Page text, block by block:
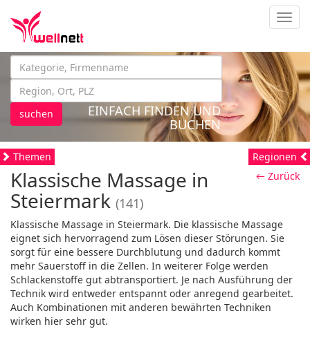
suchen
EINFACH FINDEN UND
BUCHEN
Themen
← Zurück
Klassische Massage in
Steiermark (141)
Klassische Massage in Steiermark. Die klassische Massage
eignet sich hervorragend zum Lösen dieser Störungen. Sie
sorgt für eine bessere Durchblutung und dadurch kommt
mehr Sauerstoff in die Zellen. In weiterer Folge werden
Schlackenstoffe gut abtransportiert. Je nach Ausführung der
Technik wird entweder entspannt oder anregend gearbeitet.
Auch Kombinationen mit anderen bewährten Techniken
wirken hier sehr gut.
Regionen